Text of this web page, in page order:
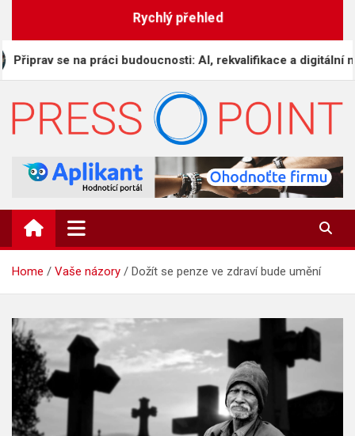
content
Rychlý přehled
se na práci budoucnosti: AI, rekvalifikace a digitální nomádství
PRESS-POINT.CZ
Home Vaše názory Dožít se penze ve zdraví bude umění